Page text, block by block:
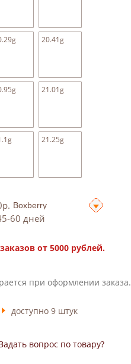
20.41g
21.01g
21.25g
р.
60 дней
от 5000 рублей.
при оформлении заказа.
доступно 9штук
вопрос по товару?